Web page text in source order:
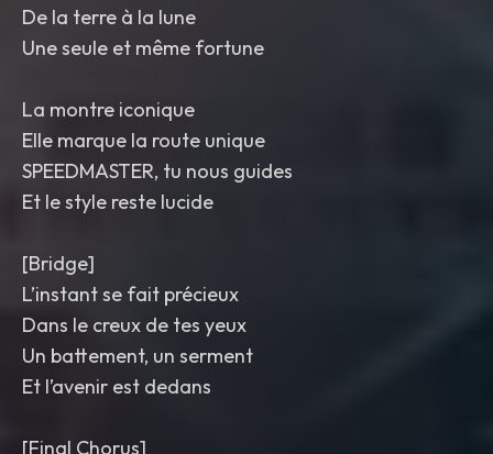
De la terre à la lune
Une seule et même fortune
La montre iconique
Elle marque la route unique
SPEEDMASTER, tu nous guides
Et le style reste lucide
[Bridge]
L’instant se fait précieux
Dans le creux de tes yeux
Un battement, un serment
Et l’avenir est dedans
[Final Chorus]